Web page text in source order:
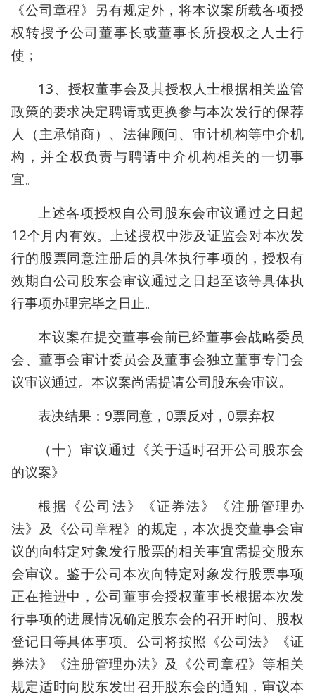
《公司章程》另有规定外，将本议案所载各项授
权转授予公司董事长或董事长所授权之人士行
使；
13、授权董事会及其授权人士根据相关监管
政策的要求决定聘请或更换参与本次发行的保荐
人（主承销商）、法律顾问、审计机构等中介机
构，并全权负责与聘请中介机构相关的一切事
宜。
上述各项授权自公司股东会审议通过之日起
12个月内有效。上述授权中涉及证监会对本次发
行的股票同意注册后的具体执行事项的，授权有
效期自公司股东会审议通过之日起至该等具体执
行事项办理完毕之日止。
本议案在提交董事会前已经董事会战略委员
会、董事会审计委员会及董事会独立董事专门会
议审议通过。本议案尚需提请公司股东会审议。
表决结果：9票同意，0票反对，0票弃权
（十）审议通过《关于适时召开公司股东会
的议案》
根据《公司法》《证券法》《注册管理办
法》及《公司章程》的规定，本次提交董事会审
议的向特定对象发行股票的相关事宜需提交股东
会审议。鉴于公司本次向特定对象发行股票事项
正在推进中，公司董事会授权董事长根据本次发
行事项的进展情况确定股东会的召开时间、股权
登记日等具体事项。公司将按照《公司法》《证
券法》《注册管理办法》及《公司章程》等相关
规定适时向股东发出召开股东会的通知，审议本